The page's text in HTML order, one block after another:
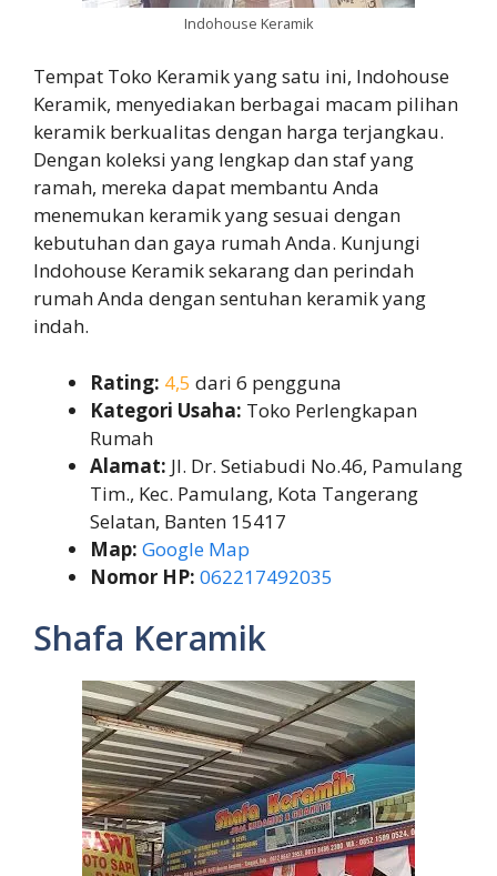
Indohouse Keramik
Tempat Toko Keramik yang satu ini, Indohouse
Keramik, menyediakan berbagai macam pilihan
keramik berkualitas dengan harga terjangkau.
Dengan koleksi yang lengkap dan staf yang
ramah, mereka dapat membantu Anda
menemukan keramik yang sesuai dengan
kebutuhan dan gaya rumah Anda. Kunjungi
Indohouse Keramik sekarang dan perindah
rumah Anda dengan sentuhan keramik yang
indah.
Rating: 4,5 dari 6 pengguna
Kategori Usaha: Toko Perlengkapan
Rumah
Alamat: Jl. Dr. Setiabudi No.46, Pamulang
Tim., Kec. Pamulang, Kota Tangerang
Selatan, Banten 15417
Map: Google Map
Nomor HP: 062217492035
Shafa Keramik